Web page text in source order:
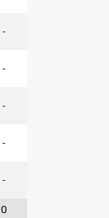
-
-
-
-
-
0